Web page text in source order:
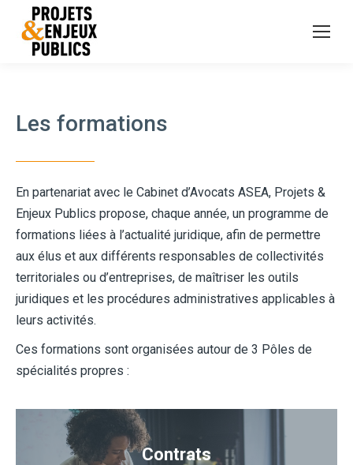
Les formations
En partenariat avec le Cabinet d’Avocats ASEA, Projets &
Enjeux Publics propose, chaque année, un programme de
formations liées à l’actualité juridique, afin de permettre
aux élus et aux différents responsables de collectivités
territoriales ou d’entreprises, de maîtriser les outils
juridiques et les procédures administratives applicables à
leurs activités.
Ces formations sont organisées autour de 3 Pôles de
spécialités propres :
Contrats